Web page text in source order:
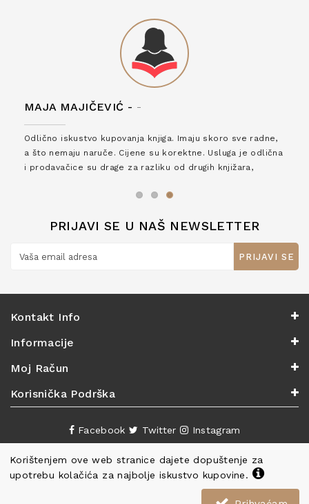
Korištenjem ove web stranice dajete dopuštenje za
upotrebu kolačića za najbolje iskustvo kupovine.
MAJA MAJIČEVIĆ - -
Odlično iskustvo kupovanja knjiga. Imaju skoro sve radne,
a što nemaju naruče. Cijene su korektne. Usluga je odlična
i prodavačice su drage za razliku od drugih knjižara,
PRIJAVI SE U NAŠ NEWSLETTER
PRIJAVI SE
Kontakt Info
Informacije
Moj Račun
Korisnička Podrška
Facebook Twitter Instagram